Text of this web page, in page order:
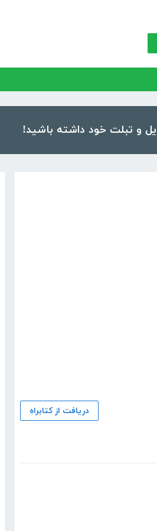
دریافت از کتابراه